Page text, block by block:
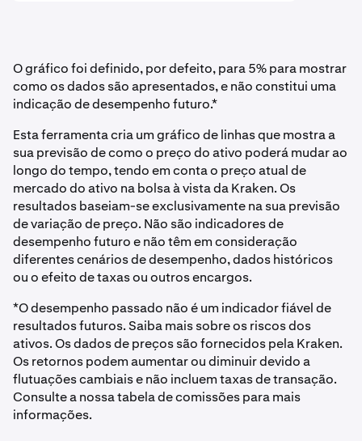
O gráfico foi definido, por defeito, para 5% para mostrar
como os dados são apresentados, e não constitui uma
indicação de desempenho futuro.*
Esta ferramenta cria um gráfico de linhas que mostra a
sua previsão de como o preço do ativo poderá mudar ao
longo do tempo, tendo em conta o preço atual de
mercado do ativo na bolsa à vista da Kraken. Os
resultados baseiam-se exclusivamente na sua previsão
de variação de preço. Não são indicadores de
desempenho futuro e não têm em consideração
diferentes cenários de desempenho, dados históricos
ou o efeito de taxas ou outros encargos.
*O desempenho passado não é um indicador fiável de
resultados futuros. Saiba mais sobre os riscos dos
ativos. Os dados de preços são fornecidos pela Kraken.
Os retornos podem aumentar ou diminuir devido a
flutuações cambiais e não incluem taxas de transação.
Consulte a nossa tabela de comissões para mais
informações.